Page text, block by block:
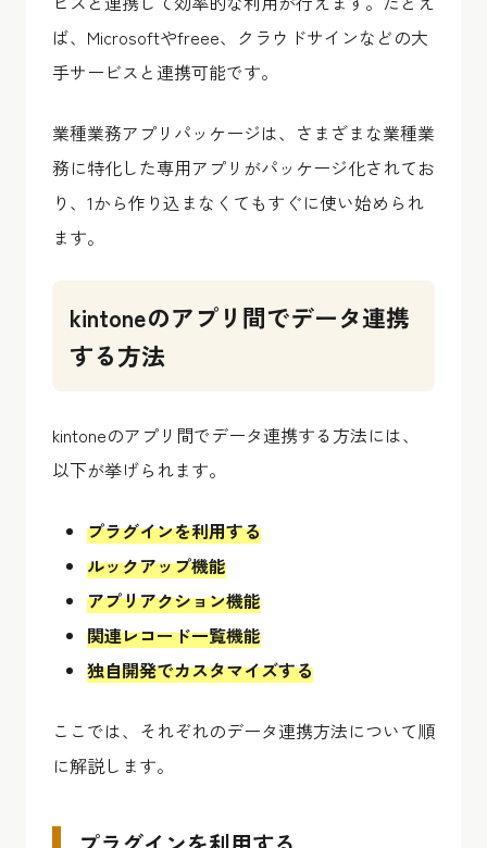
ば、Microsoftやfreee、クラウドサインなどの大
手サービスと連携可能です。
業種業務アプリパッケージは、さまざまな業種業
務に特化した専用アプリがパッケージ化されてお
り、1から作り込まなくてもすぐに使い始められ
ます。
kintoneのアプリ間でデータ連携
する方法
kintoneのアプリ間でデータ連携する方法には、
以下が挙げられます。
プラグインを利用する
ルックアップ機能
アプリアクション機能
関連レコード一覧機能
独自開発でカスタマイズする
ここでは、それぞれのデータ連携方法について順
に解説します。